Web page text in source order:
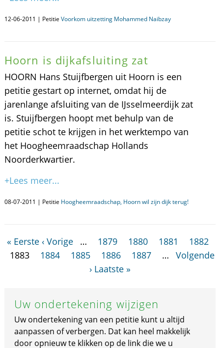
12-06-2011 | Petitie Voorkom uitzetting Mohammed Naibzay
Hoorn is dijkafsluiting zat
HOORN Hans Stuijfbergen uit Hoorn is een
petitie gestart op internet, omdat hij de
jarenlange afsluiting van de IJsselmeerdijk zat
is. Stuijfbergen hoopt met behulp van de
petitie schot te krijgen in het werktempo van
het Hoogheemraadschap Hollands
Noorderkwartier.
+Lees meer...
08-07-2011 | Petitie Hoogheemraadschap, Hoorn wil zijn dijk terug!
« Eerste ‹ Vorige … 1879 1880 1881
1882
1883
1884 1885 1886 1887 …
Volgende
› Laatste »
Uw ondertekening wijzigen
Uw ondertekening van een petitie kunt u altijd
aanpassen of verbergen. Dat kan heel makkelijk
door opnieuw te klikken op de link die we u